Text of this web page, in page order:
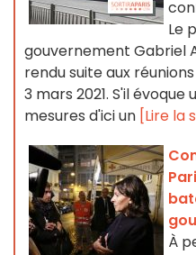
Le
gouvernement Gabriel
rendu suite aux
3 mars 2021. S'il
mesures d'ici un [Lire la
À